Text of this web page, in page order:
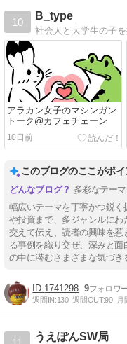
10
B_type
アラカン女子のマシンガン
トーク@カフェチェーン
10日前
このブログのここがポイ
多彩なテー
幅広いテーマを丁寧かつ鋭
や投資まで、多ジャンルに
交えて伝え、読者の興味を
る事例を織り交ぜ、深みと
の中に潜むさまざまな気づき
1741298 9
週間IN:130 週間OUT:90 月
うえぽんSW局